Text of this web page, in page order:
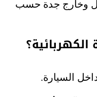
وخارج جدة حسب
السيارة.